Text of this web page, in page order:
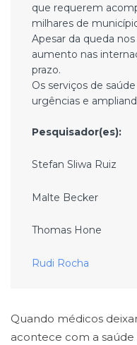
que requerem
milhares de
Apesar da queda
aumento nas
prazo.
Os serviços de
urgências e
Pesquisador(es):
Stefan Sliwa Ruiz
Malte Becker
Thomas Hone
Rudi Rocha
Quando médicos
acontece com a saúde